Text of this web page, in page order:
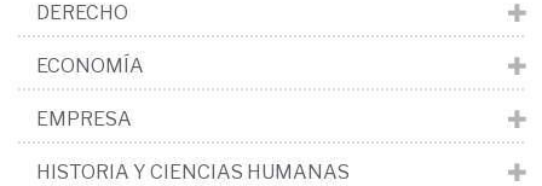
DERECHO
ECONOMÍA
EMPRESA
HISTORIA Y CIENCIAS HUMANAS